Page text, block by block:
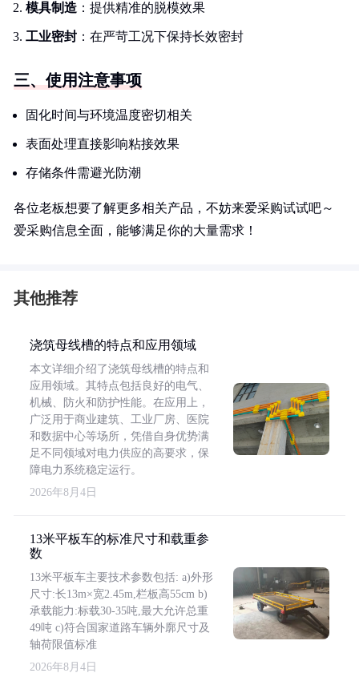
模具制造 ：提供精准的脱模效果
工业密封 ：在严苛工况下保持长效密封
三、使用注意事项
固化时间与环境温度密切相关
表面处理直接影响粘接效果
存储条件需避光防潮
各位老板想要了解更多相关产品，不妨来爱采购试试吧～
爱采购信息全面，能够满足你的大量需求！
其他推荐
浇筑母线槽的特点和应用领域
本文详细介绍了浇筑母线槽的特点和
应用领域。其特点包括良好的电气、
机械、防火和防护性能。在应用上，
广泛用于商业建筑、工业厂房、医院
和数据中心等场所，凭借自身优势满
足不同领域对电力供应的高要求，保
障电力系统稳定运行。
2026年8月4日
13米平板车的标准尺寸和载重参
数
13米平板车主要技术参数包括: a)外形
尺寸:长13m×宽2.45m,栏板高55cm b)
承载能力:标载30-35吨,最大允许总重
49吨 c)符合国家道路车辆外廓尺寸及
轴荷限值标准
2026年8月4日